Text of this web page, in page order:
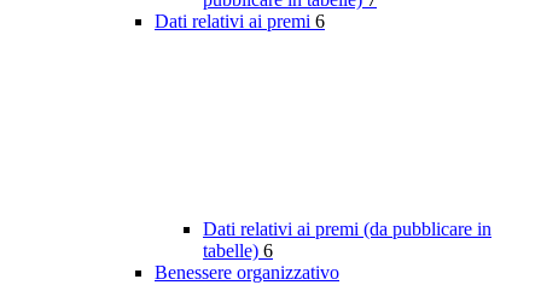
Dati relativi ai premi 6
Dati relativi ai premi (da pubblicare in
tabelle) 6
Benessere organizzativo